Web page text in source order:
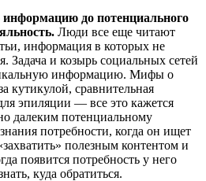
до потенциального
Люди все еще читают
информация в которых не
Задача и козырь социальных сетей
информацию. Мифы о
кутикулой, сравнительная
эпиляции — все это кажется
далеким потенциальному
потребности, когда он ищет
полезным контентом и
появится потребность у него
куда обратиться.